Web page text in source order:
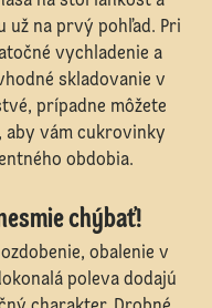
už na prvý pohľad. Pri
vychladenie a
skladovanie v
prípadne môžete
aby vám cukrovinky
obdobia.
chýbať!
obalenie v
poleva dodajú